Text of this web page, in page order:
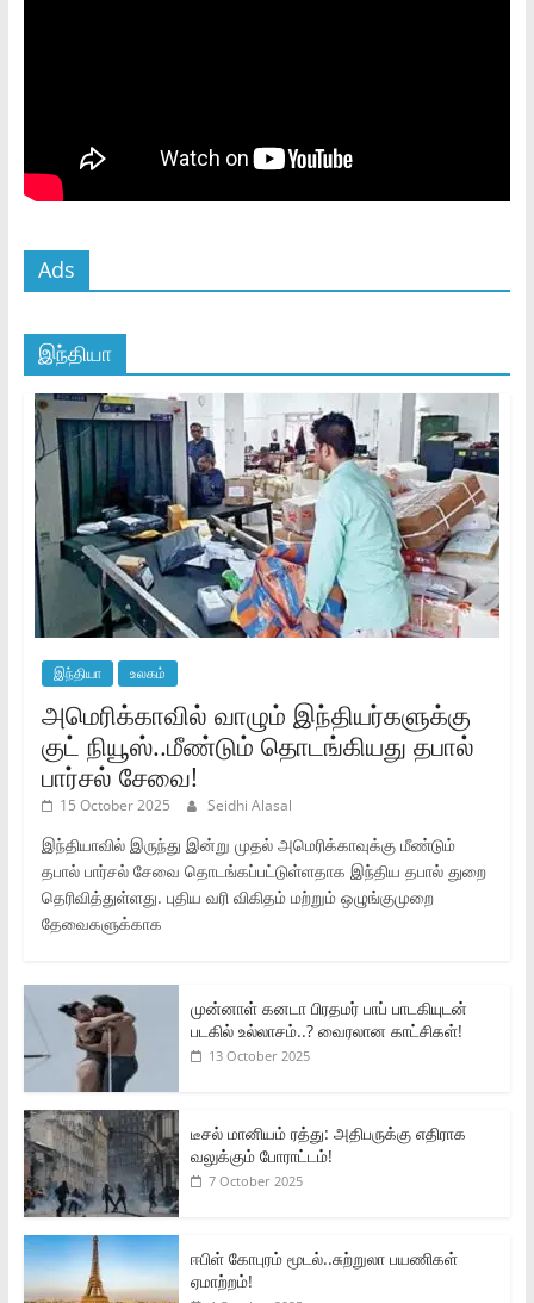
Ads
இந்தியா
இந்தியா உலகம்
அமெரிக்காவில் வாழும் இந்தியர்களுக்கு
குட் நியூஸ்..மீண்டும் தொடங்கியது தபால்
பார்சல் சேவை!
15 October 2025 Seidhi Alasal
இந்தியாவில் இருந்து இன்று முதல் அமெரிக்காவுக்கு மீண்டும்
தபால் பார்சல் சேவை தொடங்கப்பட்டுள்ளதாக இந்திய தபால் துறை
தெரிவித்துள்ளது. புதிய வரி விகிதம் மற்றும் ஒழுங்குமுறை
தேவைகளுக்காக
முன்னாள் கனடா பிரதமர் பாப் பாடகியுடன்
படகில் உல்லாசம்..? வைரலான காட்சிகள்!
13 October 2025
டீசல் மானியம் ரத்து: அதிபருக்கு எதிராக
வலுக்கும் போராட்டம்!
7 October 2025
ஈபிள் கோபுரம் மூடல்..சுற்றுலா பயணிகள்
ஏமாற்றம்!